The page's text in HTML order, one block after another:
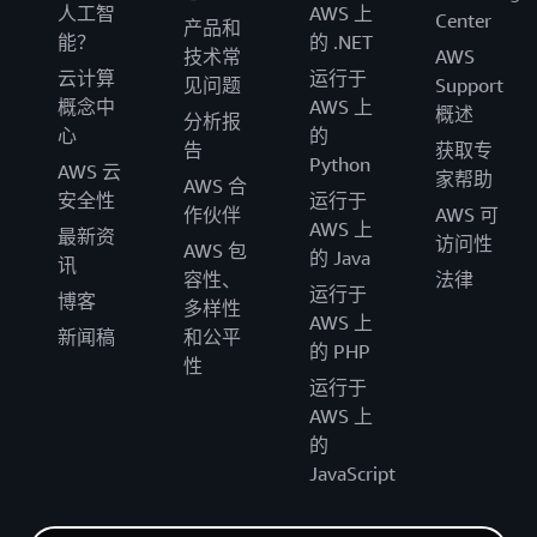
人工智
能？
云计算
概念中
心
AWS 云
安全性
最新资
讯
博客
新闻稿
产品和
技术常
见问题
分析报
告
AWS 合
作伙伴
AWS 包
容性、
多样性
和公平
性
AWS 上
的 .NET
运行于
AWS 上
的
Python
运行于
AWS 上
的 Java
运行于
AWS 上
的 PHP
运行于
AWS 上
的
JavaScript
Center
AWS
Support
概述
获取专
家帮助
AWS 可
访问性
法律